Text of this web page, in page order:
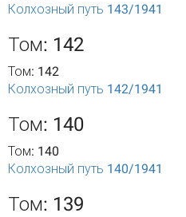
Колхозный путь 143/1941
Том: 142
Том: 142
Колхозный путь 142/1941
Том: 140
Том: 140
Колхозный путь 140/1941
Том: 139